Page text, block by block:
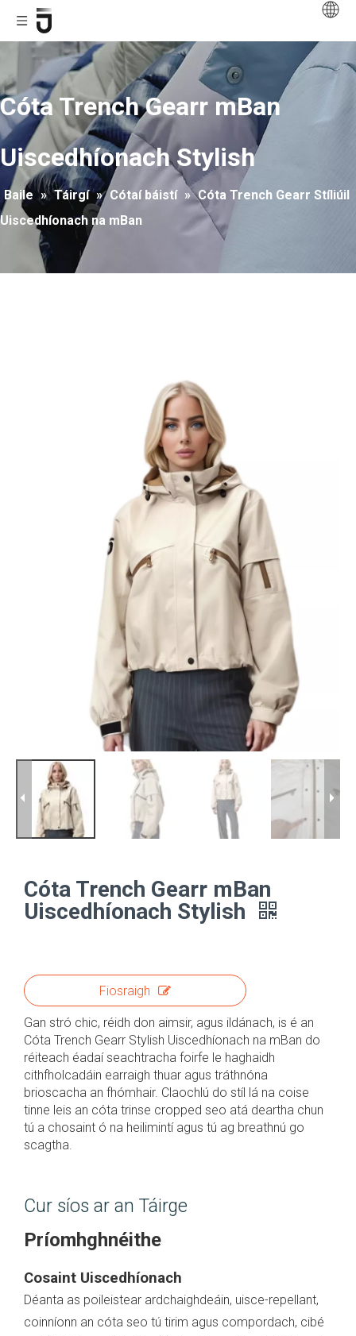
Cóta Trench Gearr mBan
Uiscedhíonach Stylish
Baile » Táirgí » Cótaí báistí » Cóta Trench Gearr Stíliúil
Uiscedhíonach na mBan
Cóta Trench Gearr mBan
Uiscedhíonach Stylish
Fiosraigh
Gan stró chic, réidh don aimsir, agus ildánach, is é an
Cóta Trench Gearr Stylish Uiscedhíonach na mBan do
réiteach éadaí seachtracha foirfe le haghaidh
cithfholcadáin earraigh thuar agus tráthnóna
brioscacha an fhómhair. Claochlú do stíl lá na coise
tinne leis an cóta trinse cropped seo atá deartha chun
tú a chosaint ó na heilimintí agus tú ag breathnú go
scagtha.
Cur síos ar an Táirge
Príomhghnéithe
Cosaint Uiscedhíonach
Déanta as poileistear ardchaighdeáin, uisce-repellant,
coinníonn an cóta seo tú tirim agus compordach, cibé